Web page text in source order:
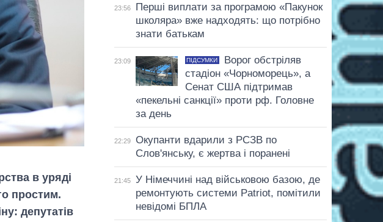
в уряді
простим.
депутатів
23:56
Перші виплати за програмою «Пакунок
школяра» вже надходять: що потрібно
знати батькам
23:09 ПІДСУМКИ
Ворог обстріляв
стадіон «Чорноморець», а
Сенат США підтримав
«пекельні санкції» проти рф. Головне
за день
22:29
Окупанти вдарили з РСЗВ по
Слов'янську, є жертва і поранені
21:45
У Німеччині над військовою базою, де
ремонтують системи Patriot, помітили
невідомі БПЛА